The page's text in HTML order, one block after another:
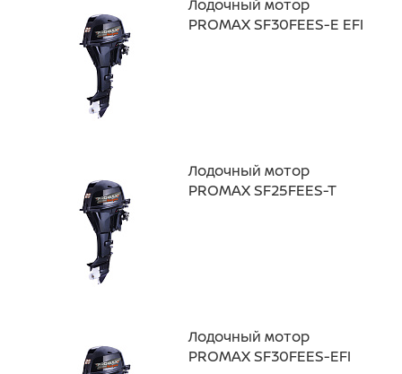
Лодочный мотор
PROMAX SF30FEES-Е EFI
Лодочный мотор
PROMAX SF25FEES-T
Лодочный мотор
PROMAX SF30FEES-EFI